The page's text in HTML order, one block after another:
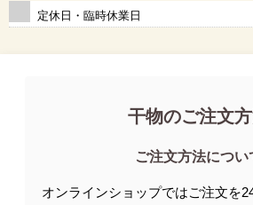
定休日・臨時休業日
干物のご注文
ご注文方法につい
オンラインショップではご注文を